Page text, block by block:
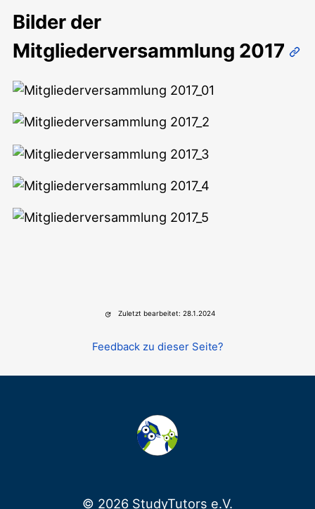
Bilder der
Mitgliederversammlung 2017
Zuletzt bearbeitet: 28.1.2024
Feedback zu dieser Seite?
© 2026 StudyTutors e.V.